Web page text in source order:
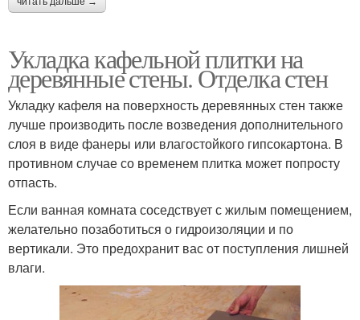
Укладка кафельной плитки на
деревянные стены. Отделка стен
Укладку кафеля на поверхность деревянных стен также
лучше производить после возведения дополнительного
слоя в виде фанеры или влагостойкого гипсокартона. В
противном случае со временем плитка может попросту
отпасть.
Если ванная комната соседствует с жилым помещением,
желательно позаботиться о гидроизоляции и по
вертикали. Это предохранит вас от поступления лишней
влаги.